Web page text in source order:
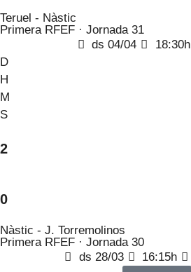
Teruel - Nàstic
Primera RFEF · Jornada 31
ds 04/04
18:30h
D
H
M
S
2
0
Nàstic - J. Torremolinos
Primera RFEF · Jornada 30
ds 28/03
16:15h